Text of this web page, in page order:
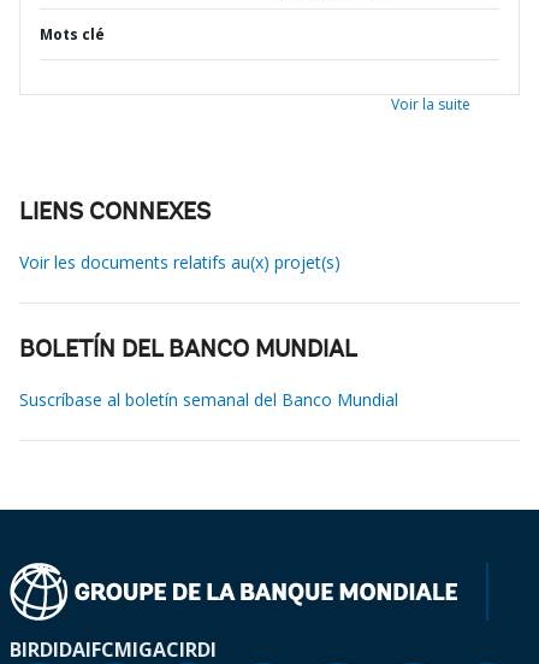
Mots clé
Voir la suite
LIENS CONNEXES
Voir les documents relatifs au(x) projet(s)
BOLETÍN DEL BANCO MUNDIAL
Suscríbase al boletín semanal del Banco Mundial
BIRDIDAIFCMIGACIRDI